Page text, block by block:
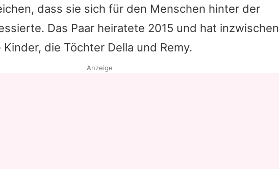
Nutzungsbedingungen
dass sie sich für den Menschen hinter der
Das Paar heiratete 2015 und hat inzwischen
die Töchter Della und Remy.
Anzeige